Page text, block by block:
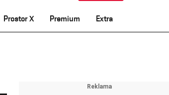
Prostor X Premium Extra